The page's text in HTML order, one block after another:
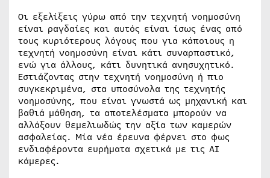
Οι εξελίξεις γύρω από την τεχνητή νοημοσύνη
είναι ραγδαίες και αυτός είναι ίσως ένας από
τους κυριότερους λόγους που για κάποιους η
τεχνητή νοημοσύνη είναι κάτι συναρπαστικό,
ενώ για άλλους, κάτι δυνητικά ανησυχητικό.
Εστιάζοντας στην τεχνητή νοημοσύνη ή πιο
συγκεκριμένα, στα υποσύνολα της τεχνητής
νοημοσύνης, που είναι γνωστά ως μηχανική και
βαθιά μάθηση, τα αποτελέσματα μπορούν να
αλλάξουν θεμελιωδώς την αξία των καμερών
ασφαλείας. Μία νέα έρευνα φέρνει στο φως
ενδιαφέροντα ευρήματα σχετικά με τις AI
κάμερες.